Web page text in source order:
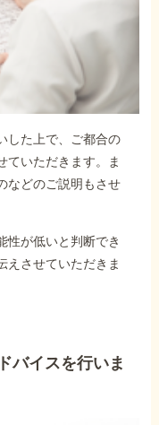
した上で、ご都合の
ていただきます。ま
などのご説明もさせ
性が低いと判断でき
えさせていただきま
バイスを行いま